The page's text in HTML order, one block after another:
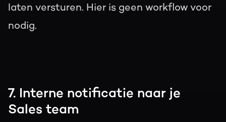
laten versturen. Hier is geen workflow voor
nodig.
7. Interne notificatie naar je
Sales team